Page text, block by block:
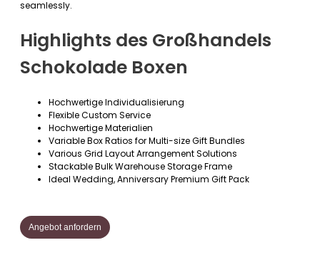
seamlessly.
Highlights des Großhandels
Schokolade Boxen
Hochwertige Individualisierung
Flexible Custom Service
Hochwertige Materialien
Variable Box Ratios for Multi-size Gift Bundles
Various Grid Layout Arrangement Solutions
Stackable Bulk Warehouse Storage Frame
Ideal Wedding, Anniversary Premium Gift Pack
Angebot anfordern